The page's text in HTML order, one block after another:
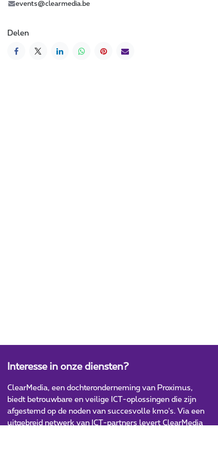
events@clearmedia.be
Delen
Interesse in onze diensten?
ClearMedia, een dochteronderneming van Proximus,
biedt betrouwbare en veilige ICT-oplossingen die zijn
afgestemd op de noden van succesvolle kmo's. Via een
uitgebreid netwerk van ICT-partners levert ClearMedia